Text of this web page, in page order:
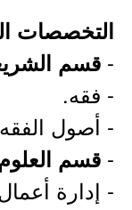
التخصصات
- قسم
- فقه.
- أصول
- قسم العلوم
- إدارة